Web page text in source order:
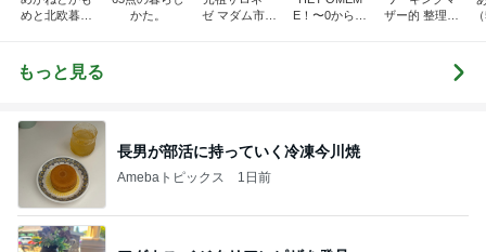
めと北欧暮ら
かた。
ゼ マダム市川
E！〜0からの
ザー的 整理収
もっと見る
長男が部活に持っていく冷凍今川焼
Amebaトピックス 1日前